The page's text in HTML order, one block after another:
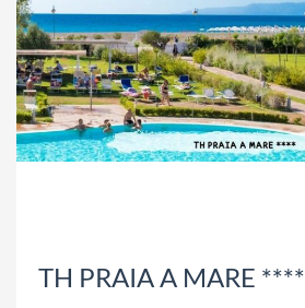
TH PRAIA A MARE ****